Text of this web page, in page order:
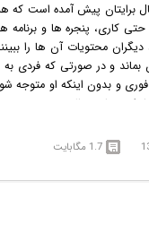
برایتان پیش آمده است
حتی کاری، پنجره ها و برنامه
محتویات آن ها را
بماند و در صورتی که فردی
فوری و بدون اینکه او متوجه
را سریعا به حالت مخفی ببرید.
یک میانبر ماوس، تمام
این نرم افزار قادر به مخفی
1.7 مگابایت